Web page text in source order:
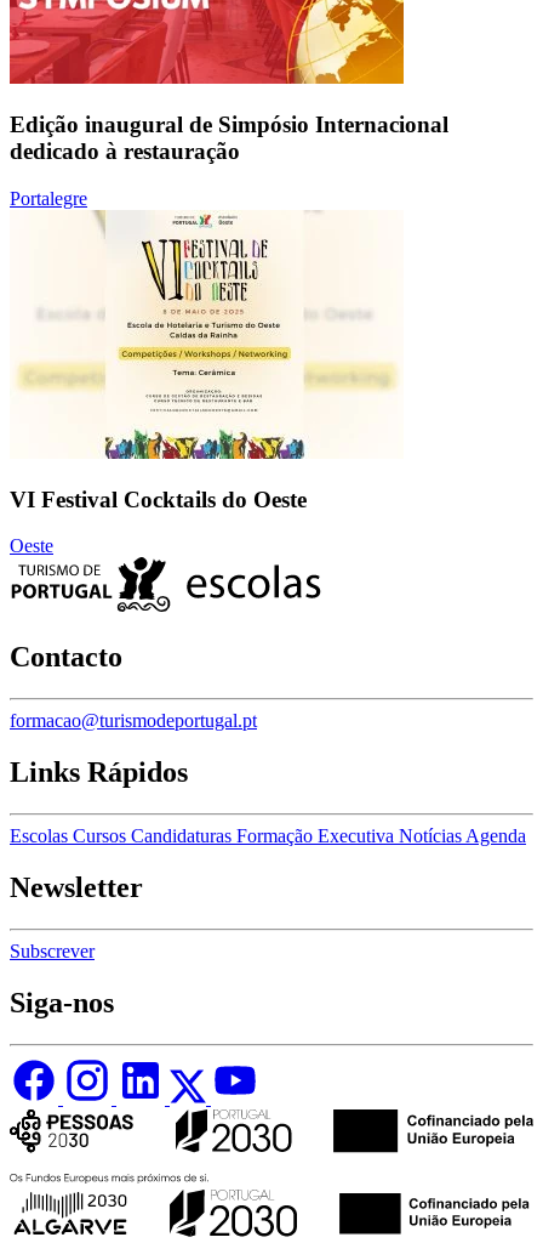
Edição inaugural de Simpósio Internacional
dedicado à restauração
Portalegre
VI Festival Cocktails do Oeste
Oeste
Contacto
formacao@turismodeportugal.pt
Links Rápidos
Escolas Cursos Candidaturas Formação Executiva Notícias Agenda
Newsletter
Subscrever
Siga-nos